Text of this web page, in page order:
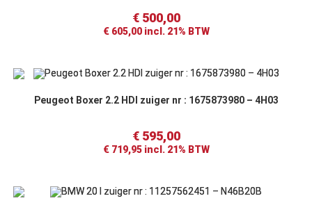
€500,00
€605,00incl. 21% BTW
Peugeot Boxer 2.2 HDI zuiger nr : 1675873980 – 4H03
€595,00
€719,95incl. 21% BTW